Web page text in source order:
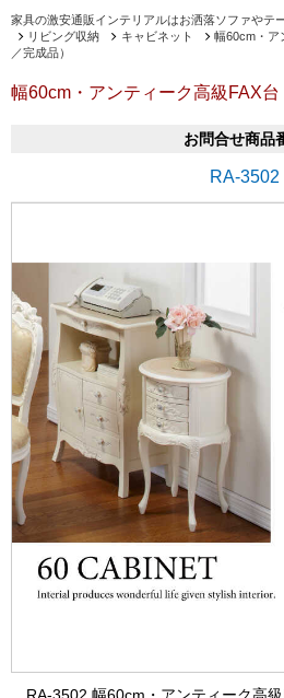
家具の激安通販インテリアルはお洒落ソファやテ
リビング収納
キャビネット
幅60cm・ア
／完成品）
幅60cm・アンティーク高級FAX台
お問合せ商品
RA-3502